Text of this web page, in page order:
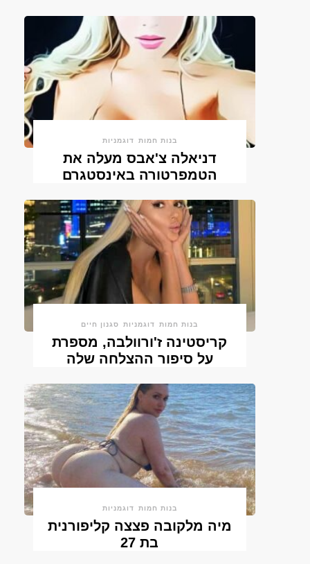
בנות חמות דוגמניות
דניאלה צ'אבס מעלה את
הטמפרטורה באינסטגרם
בנות חמות דוגמניות סגנון חיים
קריסטינה ז'ורוולבה, מספרת
על סיפור ההצלחה שלה
בנות חמות דוגמניות
מיה מלקובה פצצה קליפורנית
בת 27